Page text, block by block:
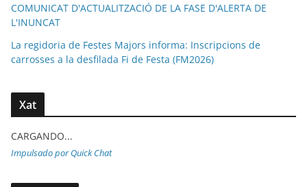
COMUNICAT D'ACTUALITZACIÓ DE LA FASE D'ALERTA DE
L'INUNCAT
La regidoria de Festes Majors informa: Inscripcions de
carrosses a la desfilada Fi de Festa (FM2026)
Xat
CARGANDO...
Impulsado por Quick Chat